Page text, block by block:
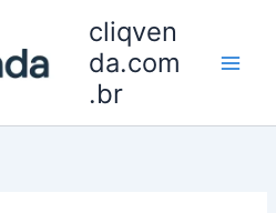
cliqven
da.com
.br